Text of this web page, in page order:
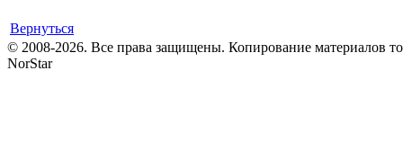
Вернуться
© 2008-2026. Все права защищены. Копирование материалов
NorStar